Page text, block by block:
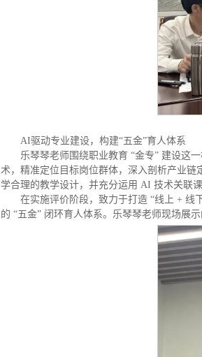
AI驱动专业建设， 构建“五金”育人体系
乐琴琴老师围绕职业教育 “金专” 建设这
术，精准定位目标岗位群体，深入剖析产业
学合理的教学设计，并充分运用 AI 技术关联
在实施评价阶段，致力于打造 “线上 + 线
的 “五金” 闭环育人体系。乐琴琴老师现场展